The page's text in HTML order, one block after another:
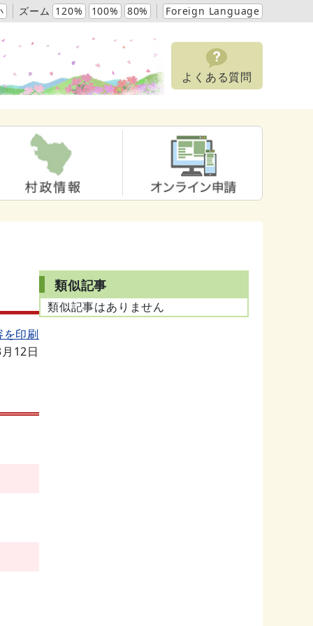
ズーム 120% 100% 80% Foreign Language
よくある質問
印刷
12日
類似記事
類似記事はありません